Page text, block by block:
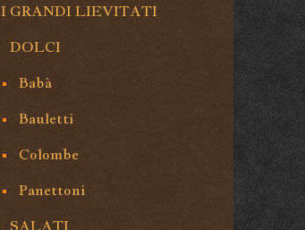
I GRANDI LIEVITATI
DOLCI
Babà
Bauletti
Colombe
Panettoni
SALATI